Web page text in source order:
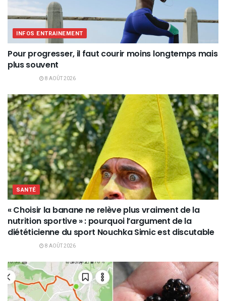
INFOS ENTRAINEMENT
Pour progresser, il faut courir moins longtemps mais
plus souvent
8 AOÛT 2026
SANTÉ
« Choisir la banane ne relève plus vraiment de la
nutrition sportive » : pourquoi l’argument de la
diététicienne du sport Nouchka Simic est discutable
8 AOÛT 2026